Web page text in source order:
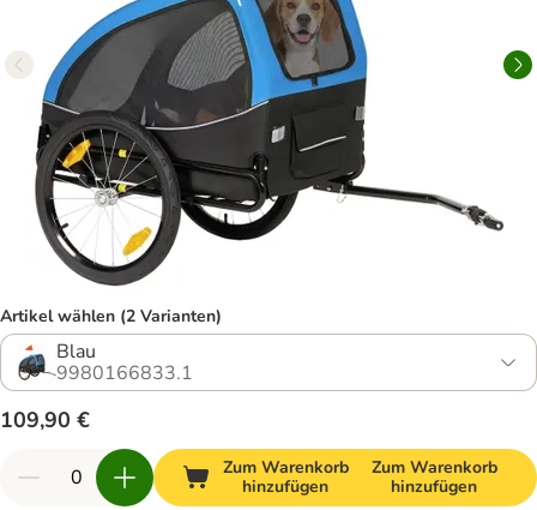
Artikel wählen (2 Varianten)
Blau
9980166833.1
109,90 €
Zum Warenkorb
hinzufügen
Zum Warenkorb
hinzufügen